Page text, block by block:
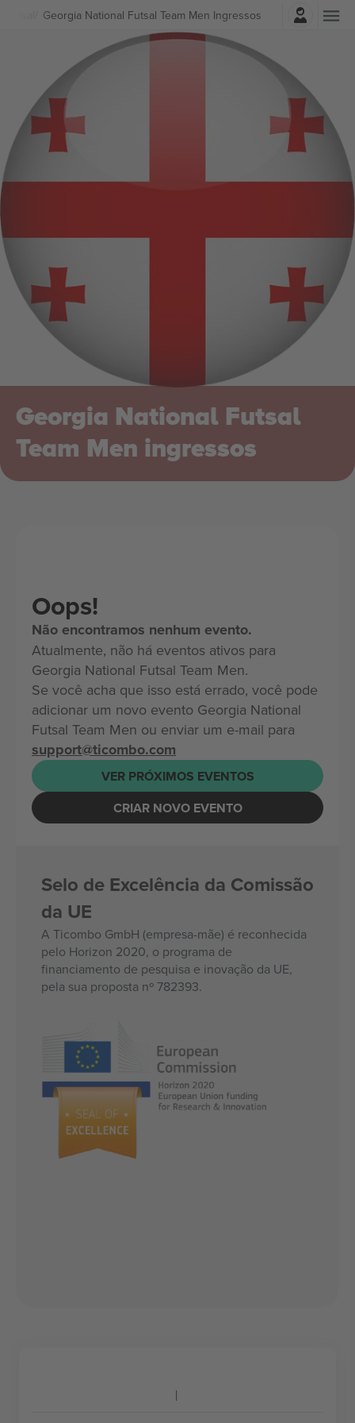
Georgia National Futsal Team Men Ingressos
Entrar
Georgia National Futsal
Team Men ingressos
Oops!
Não encontramos nenhum evento.
Atualmente, não há eventos ativos para
Georgia National Futsal Team Men.
Se você acha que isso está errado, você pode
adicionar um novo evento Georgia National
Futsal Team Men ou enviar um e-mail para
support@ticombo.com
VER PRÓXIMOS EVENTOS
CRIAR NOVO EVENTO
Selo de Excelência da Comissão
da UE
A Ticombo GmbH (empresa-mãe) é reconhecida
pelo Horizon 2020, o programa de
financiamento de pesquisa e inovação da UE,
pela sua proposta nº 782393.